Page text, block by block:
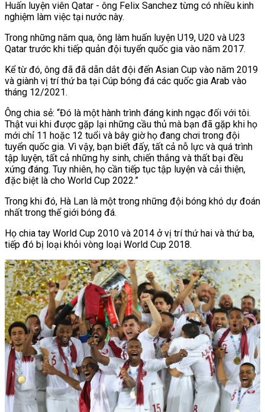
Huấn luyện viên Qatar - ông Felix Sanchez từng có nhiều kinh
nghiệm làm việc tại nước này.
Trong những năm qua, ông làm huấn luyện U19, U20 và U23
Qatar trước khi tiếp quản đội tuyển quốc gia vào năm 2017.
Kể từ đó, ông đã đã dẫn dắt đội đến Asian Cup vào năm 2019
và giành vị trí thứ ba tại Cúp bóng đá các quốc gia Arab vào
tháng 12/2021.
Ông chia sẻ: “Đó là một hành trình đáng kinh ngạc đối với tôi.
Thật vui khi được gặp lại những cầu thủ mà bạn đã gặp khi họ
mới chỉ 11 hoặc 12 tuổi và bây giờ họ đang chơi trong đội
tuyển quốc gia. Vì vậy, bạn biết đấy, tất cả nỗ lực và quá trình
tập luyện, tất cả những hy sinh, chiến thắng và thất bại đều
xứng đáng. Tuy nhiên, họ cần tiếp tục tập luyện và cải thiện,
đặc biệt là cho World Cup 2022.”
Trong khi đó, Hà Lan là một trong những đội bóng khó dự đoán
nhất trong thế giới bóng đá.
Họ chia tay World Cup 2010 và 2014 ở vị trí thứ hai và thứ ba,
tiếp đó bị loại khỏi vòng loại World Cup 2018.